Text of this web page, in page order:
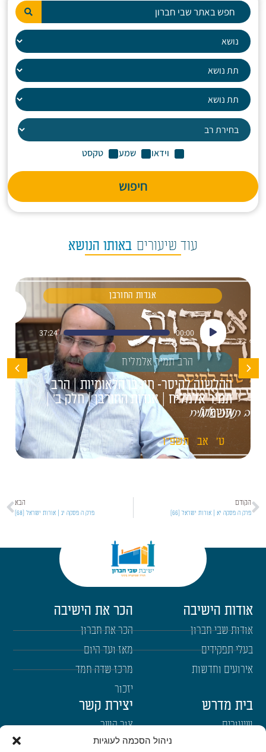
ניהול הסכמה לעוגיות
וידאו שמע טקסט
חיפוש
עוד שיעורים באותו הנושא
אגדות החורבן
נגן
אודיו
00:00
37:24
הרב תמיר אלמליח
ההלשנה לקיסר- חורבן הלאומיות | הרב
תמיר אלמליח | אגדות החורבן | חלק ב' |
תשפ"ו
ט' אב תשפ"ו
הקודם
פרק ה פסקה יא | אורות ישראל [66]
הבא
פרק ה פסקה יג | אורות ישראל [68]
אודות הישיבה
אודות שבי חברון
בעלי תפקידים
אירועים וחדשות
הכר את הישיבה
הכר את חברון
מאז ועד היום
מרכז שדה חמד
יזכור
בית מדרש
שיעורים
יצירת קשר
צור קשר
הרשמה לשבו"ש